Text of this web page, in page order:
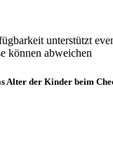
unterstützt
können abweichen
Alter der Kinder beim